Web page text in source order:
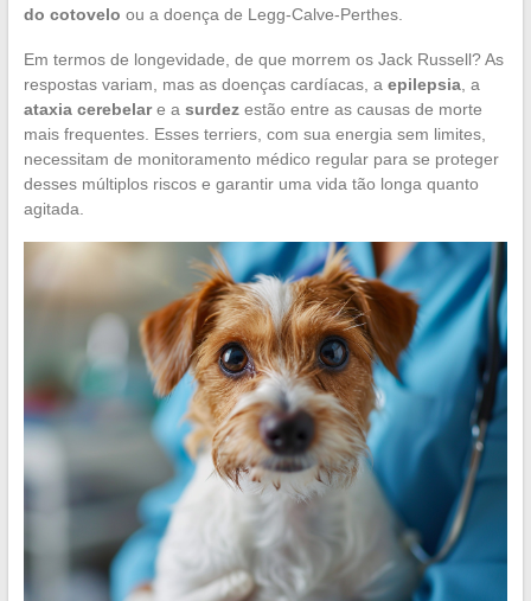
do cotovelo ou a doença de Legg-Calve-Perthes.
Em termos de longevidade, de que morrem os Jack Russell? As
respostas variam, mas as doenças cardíacas, a epilepsia, a
ataxia cerebelare a surdezestão entre as causas de morte
mais frequentes. Esses terriers, com sua energia sem limites,
necessitam de monitoramento médico regular para se proteger
desses múltiplos riscos e garantir uma vida tão longa quanto
agitada.